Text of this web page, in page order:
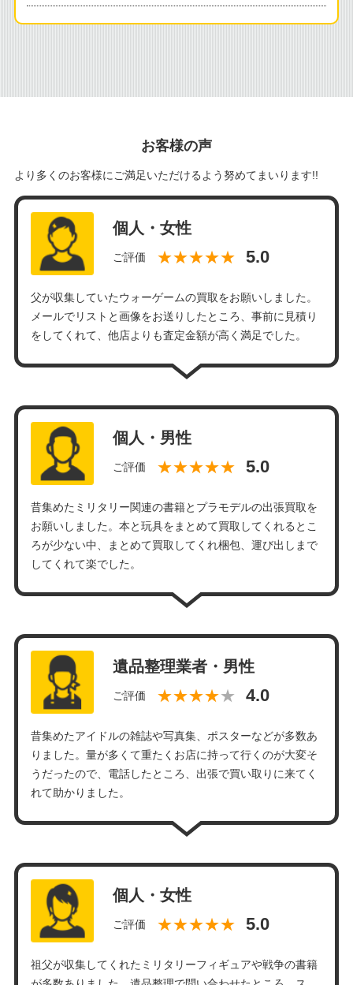
お客様の声
より多くのお客様にご満足いただけるよう努めてまいります!!
個人・女性
ご評価 ★★★★★
父が収集していたウォーゲームの買取をお願いしました。
メールでリストと画像をお送りしたところ、事前に見積り
をしてくれて、他店よりも査定金額が高く満足でした。
個人・男性
ご評価 ★★★★★
昔集めたミリタリー関連の書籍とプラモデルの出張買取を
お願いしました。本と玩具をまとめて買取してくれるとこ
ろが少ない中、まとめて買取してくれ梱包、運び出しまで
してくれて楽でした。
遺品整理業者・男性
ご評価 ★★★★
昔集めたアイドルの雑誌や写真集、ポスターなどが多数あ
りました。量が多くて重たくお店に持って行くのが大変そ
うだったので、電話したところ、出張で買い取りに来てく
れて助かりました。
個人・女性
ご評価 ★★★★★
祖父が収集してくれたミリタリーフィギュアや戦争の書籍